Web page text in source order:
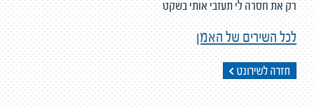
רק את חסרה לי תעזבי אותי בשקט
לכל השירים של האמן